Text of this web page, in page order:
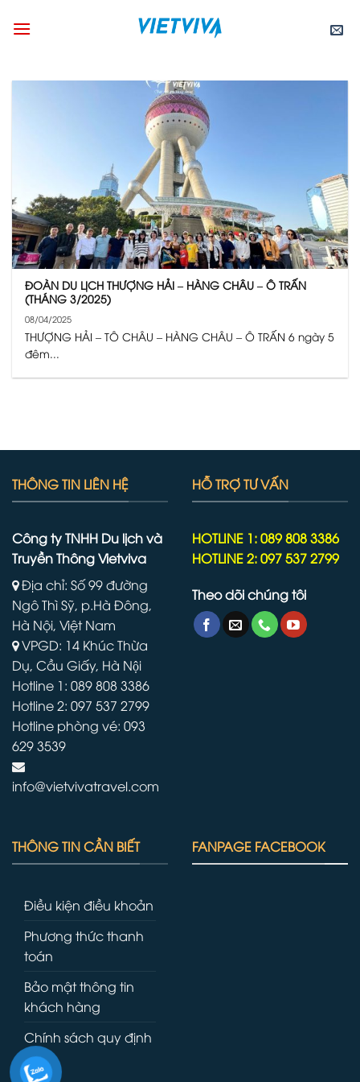
ĐOÀN DU LỊCH THƯỢNG HẢI – HÀNG CHÂU – Ô TRẤN
(THÁNG 3/2025)
08/04/2025
THƯỢNG HẢI – TÔ CHÂU – HÀNG CHÂU – Ô TRẤN 6 ngày 5
đêm...
THÔNG TIN LIÊN HỆ
Công ty TNHH Du lịch và
Truyền Thông Vietviva
Địa chỉ: Số 99 đường
Ngô Thì Sỹ, p.Hà Đông,
Hà Nội, Việt Nam
VPGD: 14 Khúc Thừa
Dụ, Cầu Giấy, Hà Nội
Hotline 1: 089 808 3386
Hotline 2: 097 537 2799
Hotline phòng vé: 093
629 3539
info@vietvivatravel.com
HỖ TRỢ TƯ VẤN
HOTLINE 1: 089 808 3386
HOTLINE 2: 097 537 2799
Theo dõi chúng tôi
THÔNG TIN CẦN BIẾT
Điều kiện điều khoản
Phương thức thanh
toán
Bảo mật thông tin
khách hàng
Chính sách quy định
FANPAGE FACEBOOK